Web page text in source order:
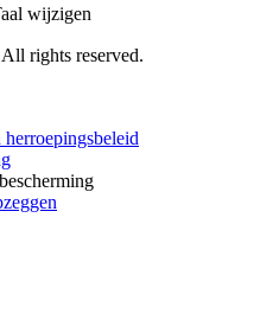
wijzigen
rights reserved.